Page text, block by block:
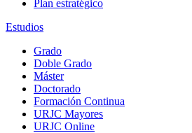
Plan estratégico
Estudios
Grado
Doble Grado
Máster
Doctorado
Formación Continua
URJC Mayores
URJC Online